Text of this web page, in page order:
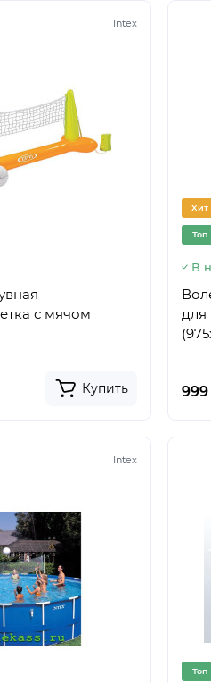
Intex
с мячом
Купить
Хит
Топ
В
для
999
Intex
Топ